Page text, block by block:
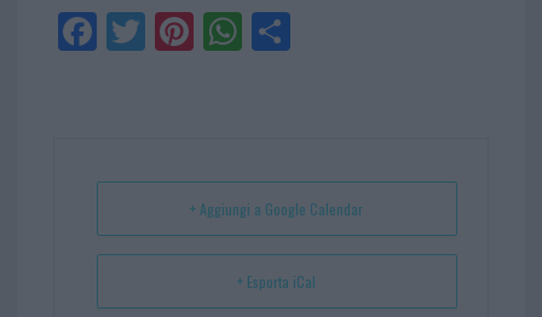
Fa
ce
Tw
itt
Pi
nt
t
W
ha
p
Sh
+ Aggiungi a Google Calendar
+ Esporta iCal